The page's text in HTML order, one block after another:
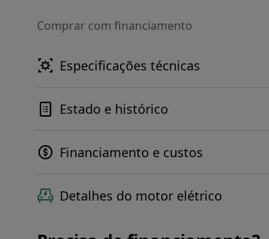
Comprar com financiamento
Especificações técnicas
Estado e histórico
Financiamento e custos
Detalhes do motor elétrico